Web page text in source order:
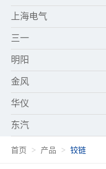
上海电气
三一
明阳
金风
华仪
东汽
首页 产品 铰链